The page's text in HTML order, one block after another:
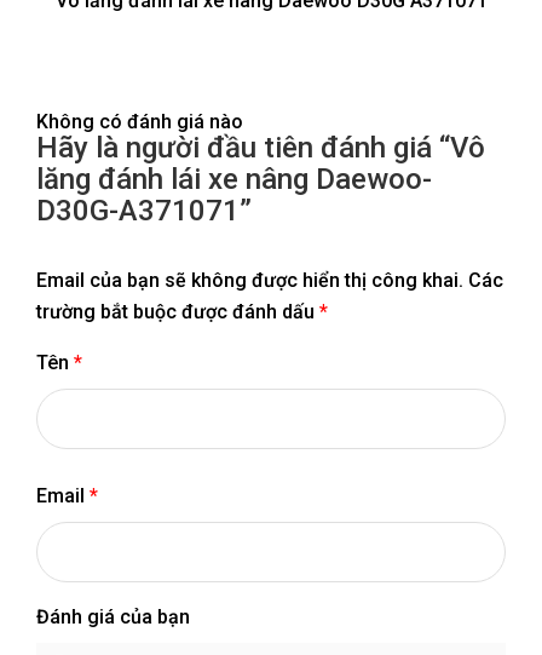
Không có đánh giá nào
Hãy là người đầu tiên đánh giá “Vô
lăng đánh lái xe nâng Daewoo-
D30G-A371071”
Email của bạn sẽ không được hiển thị công khai. Các
trường bắt buộc được đánh dấu *
Tên *
Email *
Đánh giá của bạn